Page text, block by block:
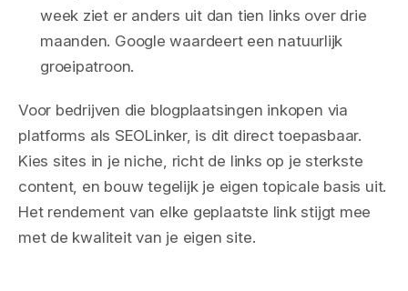
week ziet er anders uit dan tien links over drie
maanden. Google waardeert een natuurlijk
groeipatroon.
Voor bedrijven die blogplaatsingen inkopen via
platforms als SEOLinker, is dit direct toepasbaar.
Kies sites in je niche, richt de links op je sterkste
content, en bouw tegelijk je eigen topicale basis uit.
Het rendement van elke geplaatste link stijgt mee
met de kwaliteit van je eigen site.